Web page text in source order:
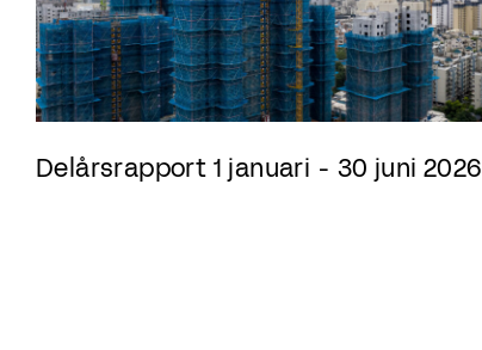
Delårsrapport 1 januari - 30 juni 2026